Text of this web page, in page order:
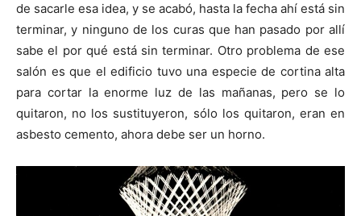
de sacarle esa idea, y se acabó, hasta la fecha ahí está sin
terminar, y ninguno de los curas que han pasado por allí
sabe el por qué está sin terminar. Otro problema de ese
salón es que el edificio tuvo una especie de cortina alta
para cortar la enorme luz de las mañanas, pero se lo
quitaron, no los sustituyeron, sólo los quitaron, eran en
asbesto cemento, ahora debe ser un horno.